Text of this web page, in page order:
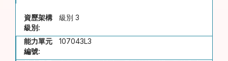
資歷架構
級別:
級別 3
能力單元
編號:
107043L3